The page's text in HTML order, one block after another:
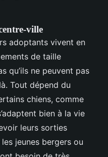
ville
adoptants vivent en
de taille
qu’ils ne peuvent pas
Tout dépend du
chiens, comme
bien à la vie
leurs sorties
jeunes bergers ou